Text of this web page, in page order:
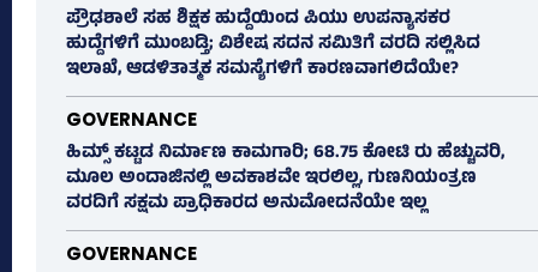
ಪ್ರೌಢಶಾಲೆ ಸಹ ಶಿಕ್ಷಕ ಹುದ್ದೆಯಿಂದ ಪಿಯು ಉಪನ್ಯಾಸಕರ
ಹುದ್ದೆಗಳಿಗೆ ಮುಂಬಡ್ತಿ; ವಿಶೇಷ ಸದನ ಸಮಿತಿಗೆ ವರದಿ ಸಲ್ಲಿಸಿದ
ಇಲಾಖೆ, ಆಡಳಿತಾತ್ಮಕ ಸಮಸ್ಯೆಗಳಿಗೆ ಕಾರಣವಾಗಲಿದೆಯೇ?
GOVERNANCE
ಹಿಮ್ಸ್‌ ಕಟ್ಟಡ ನಿರ್ಮಾಣ ಕಾಮಗಾರಿ; 68.75 ಕೋಟಿ ರು ಹೆಚ್ಚುವರಿ,
ಮೂಲ ಅಂದಾಜಿನಲ್ಲಿ ಅವಕಾಶವೇ ಇರಲಿಲ್ಲ, ಗುಣನಿಯಂತ್ರಣ
ವರದಿಗೆ ಸಕ್ಷಮ ಪ್ರಾಧಿಕಾರದ ಅನುಮೋದನೆಯೇ ಇಲ್ಲ
GOVERNANCE